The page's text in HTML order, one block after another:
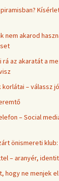
akarod
az akaratát a
– válassz
– Social
önismereti
– aranyér,
ne menjek el